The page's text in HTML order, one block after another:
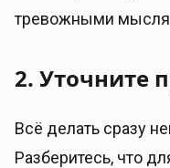
тревожными
2. Уточните
Всё делать сразу
Разберитесь, что